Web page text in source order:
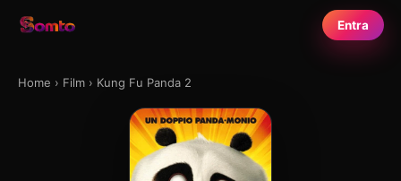
Entra
Home › Film › Kung Fu Panda 2